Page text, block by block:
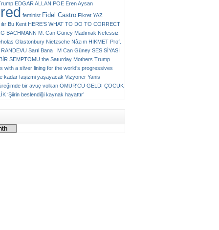
EDGAR ALLAN POE Eren Aysan
feminist Fidel Castro Fikret YAZ
Bu Kent HERE’S WHAT TO DO TO CORRECT
BACHMANN M. Can Güney Madımak Nefessiz
Glastonbury Nietzsche Nâzım HİKMET Prof.
RANDEVU Sarıl Bana . M Can Güney SES SİYASİ
SEMPTOMU the Saturday Mothers Trump
with a silver lining for the world’s progressives
kadar faşizmi yaşayacak Vizyoner Yanis
bir avuç volkan ÖMÜR'CÜ GELDİ ÇOCUK
‘Şiirin beslendiği kaynak hayattır’